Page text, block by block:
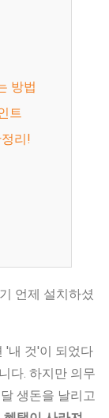
방법
트
정리!
언제 설치하셨
'내 것'이 되었다
다. 하지만 의무
생돈을 날리고